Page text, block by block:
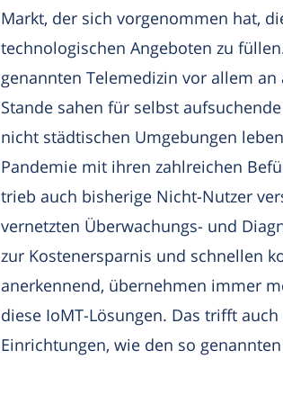
Markt, der sich vorgenommen hat,
technologischen Angeboten zu
genannten Telemedizin vor allem
Stande sahen für selbst
nicht städtischen Umgebungen
Pandemie mit ihren zahlreichen
trieb auch bisherige Nicht-Nutzer
vernetzten Überwachungs- und
zur Kostenersparnis und schnellen
anerkennend, übernehmen immer
diese IoMT-Lösungen. Das trifft
Einrichtungen, wie den so